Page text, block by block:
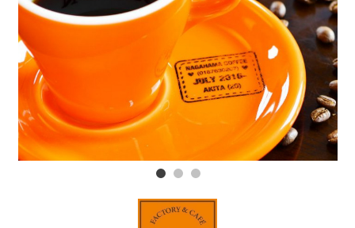
Previous Next
施設案内
アクセ
スタッ
電話で